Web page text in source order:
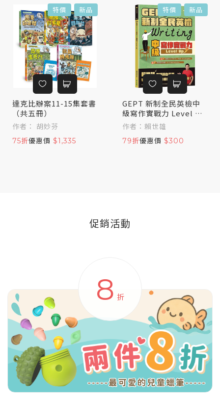
特價 新品
達克比辦案11-15集套書
（共五冊）
作者： 胡妙芬
75折優惠價 $1,335
特價 新品
GEPT 新制全民英檢中
級寫作實戰力 Level U
p！
作者：賴世雄
79折優惠價 $300
促銷活動
8 折